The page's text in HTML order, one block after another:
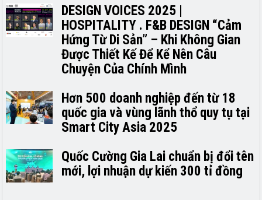
DESIGN VOICES 2025 |
HOSPITALITY . F&B DESIGN “Cảm
Hứng Từ Di Sản” – Khi Không Gian
Được Thiết Kế Để Kể Nên Câu
Chuyện Của Chính Mình
Hơn 500 doanh nghiệp đến từ 18
quốc gia và vùng lãnh thổ quy tụ tại
Smart City Asia 2025
Quốc Cường Gia Lai chuẩn bị đổi tên
mới, lợi nhuận dự kiến 300 tỉ đồng